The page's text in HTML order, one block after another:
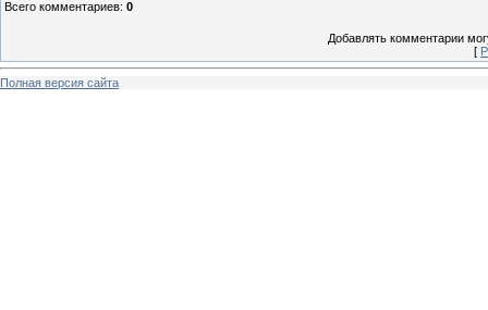
Всего комментариев: 0
Добавлять комментарии
[
Полная версия сайта